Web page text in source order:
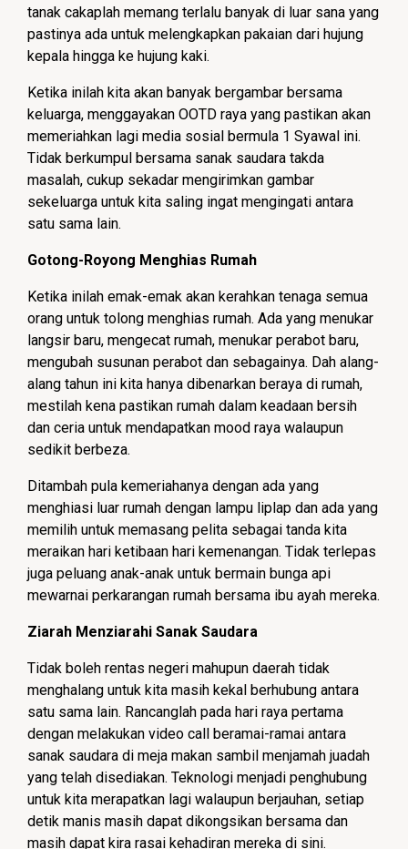
tanak cakaplah memang terlalu banyak di luar sana yang
pastinya ada untuk melengkapkan pakaian dari hujung
kepala hingga ke hujung kaki.
Ketika inilah kita akan banyak bergambar bersama
keluarga, menggayakan OOTD raya yang pastikan akan
memeriahkan lagi media sosial bermula 1 Syawal ini.
Tidak berkumpul bersama sanak saudara takda
masalah, cukup sekadar mengirimkan gambar
sekeluarga untuk kita saling ingat mengingati antara
satu sama lain.
Gotong-Royong Menghias Rumah
Ketika inilah emak-emak akan kerahkan tenaga semua
orang untuk tolong menghias rumah. Ada yang menukar
langsir baru, mengecat rumah, menukar perabot baru,
mengubah susunan perabot dan sebagainya. Dah alang-
alang tahun ini kita hanya dibenarkan beraya di rumah,
mestilah kena pastikan rumah dalam keadaan bersih
dan ceria untuk mendapatkan mood raya walaupun
sedikit berbeza.
Ditambah pula kemeriahanya dengan ada yang
menghiasi luar rumah dengan lampu liplap dan ada yang
memilih untuk memasang pelita sebagai tanda kita
meraikan hari ketibaan hari kemenangan. Tidak terlepas
juga peluang anak-anak untuk bermain bunga api
mewarnai perkarangan rumah bersama ibu ayah mereka.
Ziarah Menziarahi Sanak Saudara
Tidak boleh rentas negeri mahupun daerah tidak
menghalang untuk kita masih kekal berhubung antara
satu sama lain. Rancanglah pada hari raya pertama
dengan melakukan video call beramai-ramai antara
sanak saudara di meja makan sambil menjamah juadah
yang telah disediakan. Teknologi menjadi penghubung
untuk kita merapatkan lagi walaupun berjauhan, setiap
detik manis masih dapat dikongsikan bersama dan
masih dapat kira rasai kehadiran mereka di sini.